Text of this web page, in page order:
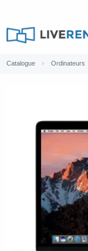
Catalogue Ordinateurs